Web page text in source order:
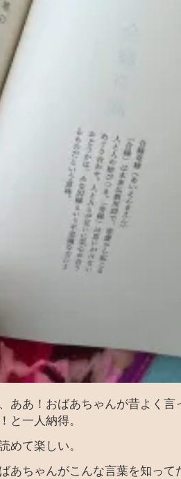
ああ！おばあちゃんが昔よく
と一人納得。
めて楽しい。
あちゃんがこんな言葉を知っ